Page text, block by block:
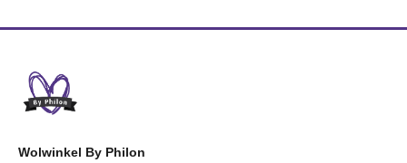
Wolwinkel By Philon